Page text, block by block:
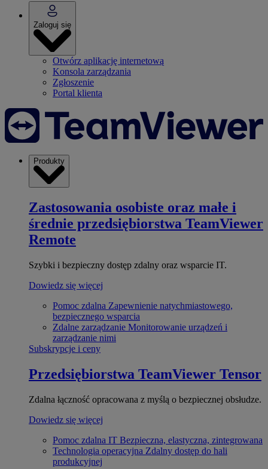
Zaloguj się
Otwórz aplikację internetową
Konsola zarządzania
Zgłoszenie
Portal klienta
Produkty
Zastosowania osobiste oraz małe i
średnie przedsiębiorstwa TeamViewer
Remote
Szybki i bezpieczny dostęp zdalny oraz wsparcie IT.
Dowiedz się więcej
Pomoc zdalna Zapewnienie natychmiastowego,
bezpiecznego wsparcia
Zdalne zarządzanie Monitorowanie urządzeń i
zarządzanie nimi
Subskrypcje i ceny
Przedsiębiorstwa TeamViewer Tensor
Zdalna łączność opracowana z myślą o bezpiecznej obsłudze.
Dowiedz się więcej
Pomoc zdalna IT Bezpieczna, elastyczna, zintegrowana
Technologia operacyjna Zdalny dostęp do hali
produkcyjnej